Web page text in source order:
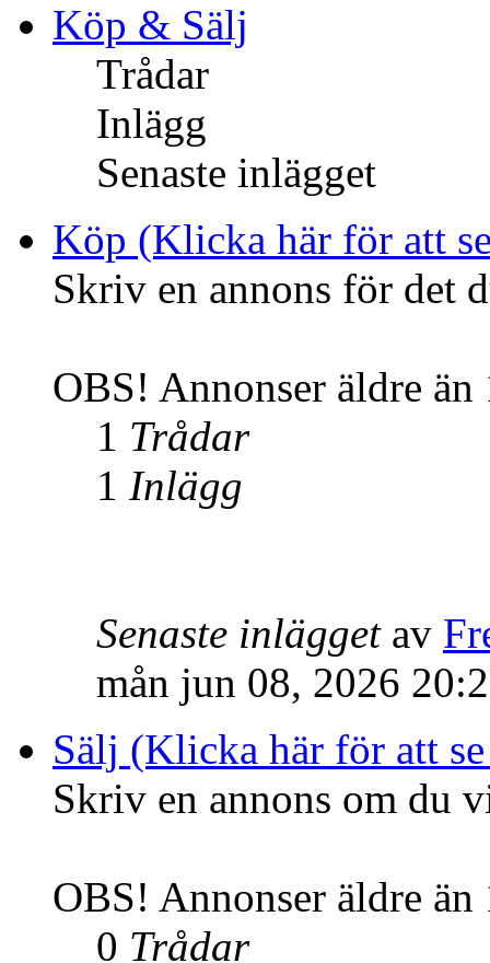
Köp & Sälj
Trådar
Inlägg
Senaste inlägget
Köp (Klicka här för att
Skriv en annons för det
OBS! Annonser äldre
1 Trådar
1 Inlägg
Senaste inläggetav
mån jun 08, 2026
Sälj (Klicka här för att
Skriv en annons om du
OBS! Annonser äldre
0 Trådar